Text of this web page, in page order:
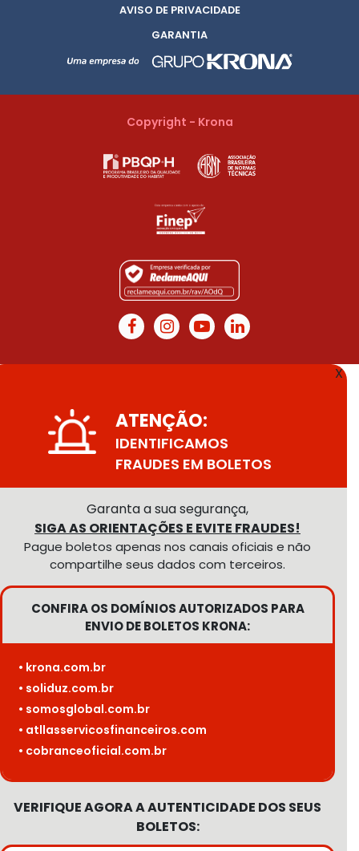
AVISO DE PRIVACIDADE
GARANTIA
Copyright - Krona
X
ATENÇÃO:
IDENTIFICAMOS
FRAUDES EM BOLETOS
Garanta a sua segurança,
SIGA AS ORIENTAÇÕES E EVITE FRAUDES!
Pague boletos apenas nos canais oficiais e não
compartilhe seus dados com terceiros.
CONFIRA OS DOMÍNIOS AUTORIZADOS PARA
ENVIO DE BOLETOS KRONA:
• krona.com.br
• soliduz.com.br
• somosglobal.com.br
• atllasservicosfinanceiros.com
• cobranceoficial.com.br
VERIFIQUE AGORA A AUTENTICIDADE DOS SEUS
BOLETOS: